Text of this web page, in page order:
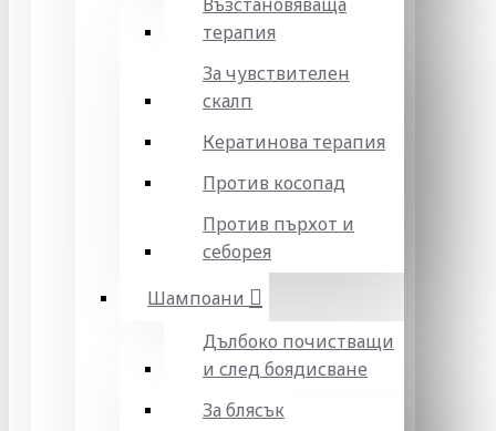
терапия
За чувствителен
скалп
Кератинова терапия
Против косопад
Против пърхот и
себорея
Шампоани
Дълбоко почистващи
и след боядисване
За блясък